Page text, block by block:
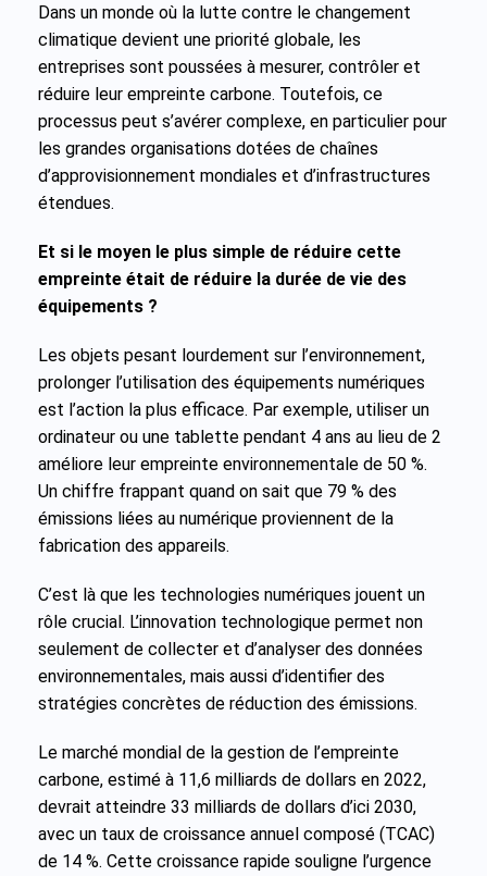
Dans un monde où la lutte contre le changement
climatique devient une priorité globale, les
entreprises sont poussées à mesurer, contrôler et
réduire leur empreinte carbone. Toutefois, ce
processus peut s’avérer complexe, en particulier pour
les grandes organisations dotées de chaînes
d’approvisionnement mondiales et d’infrastructures
étendues.
Et si le moyen le plus simple de réduire cette
empreinte était de réduire la durée de vie des
équipements ?
Les objets pesant lourdement sur l’environnement,
prolonger l’utilisation des équipements numériques
est l’action la plus efficace. Par exemple, utiliser un
ordinateur ou une tablette pendant 4 ans au lieu de 2
améliore leur empreinte environnementale de 50 %.
Un chiffre frappant quand on sait que 79 % des
émissions liées au numérique proviennent de la
fabrication des appareils.
C’est là que les technologies numériques jouent un
rôle crucial. L’innovation technologique permet non
seulement de collecter et d’analyser des données
environnementales, mais aussi d’identifier des
stratégies concrètes de réduction des émissions.
Le marché mondial de la gestion de l’empreinte
carbone, estimé à 11,6 milliards de dollars en 2022,
devrait atteindre 33 milliards de dollars d’ici 2030,
avec un taux de croissance annuel composé (TCAC)
de 14 %. Cette croissance rapide souligne l’urgence